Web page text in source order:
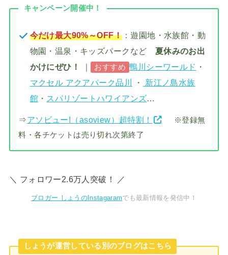
キャンペーン開催中！
今だけ最大90%～OFF！：遊園地・水族館・動
物園・温泉・キッズパークなど 夏休みのお出
かけにぜひ！
｜ おすすめ 鴨川シーワールド ・
マクセル アクアパーク品川
・
新江ノ島水族
館 ・ スパリゾートハワイアンズ…
⇒アソビュー!（asoview）超特割！
※登録無
料・各チケットは売り切れ次第終了
＼ フォロワー2.6万人突破！ ／
ブロガー しょうのInstagaramでも最新情報を発信中！
しょうが運営している別のブログはこちら